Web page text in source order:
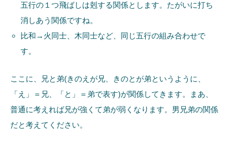
五行の１つ飛ばしは剋する関係とします。たがいに打ち
消しあう関係ですね。
比和→火同士、木同士など、同じ五行の組み合わせで
す。
ここに、兄と弟(きのえが兄、きのとが弟というように、
「え」＝兄、「と」＝弟で表す)が関係してきます。まあ、
普通に考えれば兄が強くて弟が弱くなります。男兄弟の関係
だと考えてください。